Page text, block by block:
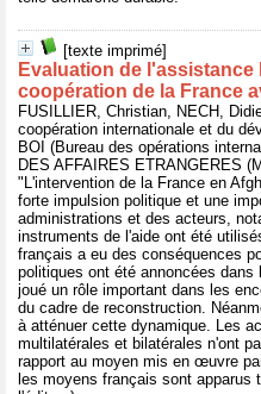
[texte imprimé]
Evaluation de l'assistance
coopération de la France
FUSILLIER, Christian, NECH,
coopération internationale et du
BOI (Bureau des opérations
DES AFFAIRES ETRANGERES
"L'intervention de la France en
forte impulsion politique et une
administrations et des acteurs,
instruments de l'aide ont été
français a eu des conséquences
politiques ont été annoncées
joué un rôle important dans les
du cadre de reconstruction.
à atténuer cette dynamique. Les
multilatérales et bilatérales n'ont
rapport au moyen mis en œuvre
les moyens français sont apparus